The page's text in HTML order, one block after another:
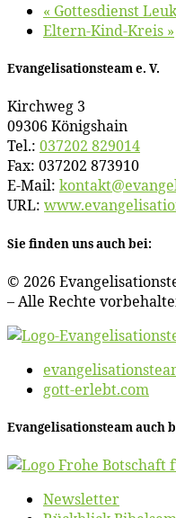
« Got­tes­dienst
El­tern-Kind-Kreis »
Evan­ge­li­sa­ti­ons­team e. V.
Kirch­weg 3
09306 Königshain
Tel.: 037202 829014
Fax: 037202 873910
E‑Mail:
URL:
Sie fin­den uns auch bei:
© 2026
– Al­le Rech­te
gott-erlebt.com
Evan­ge­li­sa­ti­ons­team auch
News­let­ter